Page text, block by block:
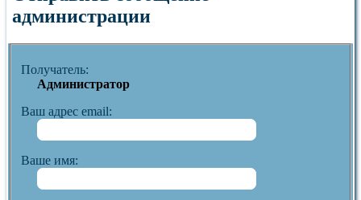
администрации
Получатель:
Администратор
Ваш адрес email:
Ваше имя: